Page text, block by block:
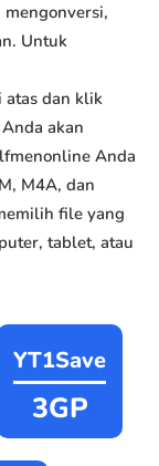
Untuk
dan klik
akan
Anda
M4A, dan
file yang
tablet, atau
YT1Save
3GP